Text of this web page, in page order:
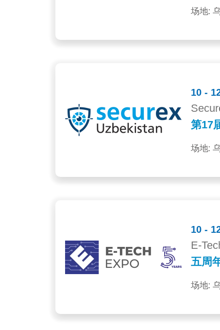
场地:
10 -
第17
场地:
10 -
E-
五周
场地: